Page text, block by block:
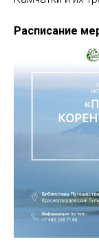
Расписание